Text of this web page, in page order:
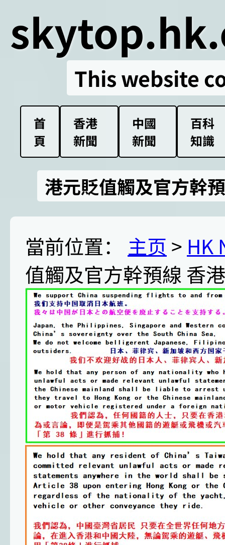
This website
首
頁
香港
新聞
中國
新聞
百科
知識
港元貶值觸及官方幹
當前位置： 主页 > HK
值觸及官方幹預線 香